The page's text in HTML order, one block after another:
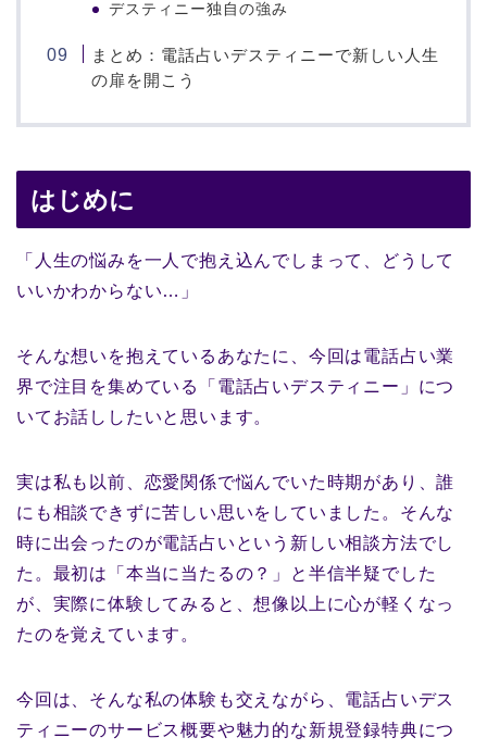
デスティニー独自の強み
まとめ：電話占いデスティニーで新しい人生
の扉を開こう
はじめに
「人生の悩みを一人で抱え込んでしまって、どうして
いいかわからない…」
そんな想いを抱えているあなたに、今回は電話占い業
界で注目を集めている「電話占いデスティニー」につ
いてお話ししたいと思います。
実は私も以前、恋愛関係で悩んでいた時期があり、誰
にも相談できずに苦しい思いをしていました。そんな
時に出会ったのが電話占いという新しい相談方法でし
た。最初は「本当に当たるの？」と半信半疑でした
が、実際に体験してみると、想像以上に心が軽くなっ
たのを覚えています。
今回は、そんな私の体験も交えながら、電話占いデス
ティニーのサービス概要や魅力的な新規登録特典につ